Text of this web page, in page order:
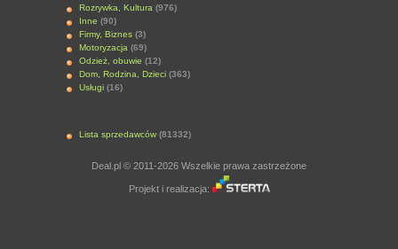
Rozrywka, Kultura (976)
Inne (90)
Firmy, Biznes (3)
Motoryzacja (69)
Odzież, obuwie (12)
Dom, Rodzina, Dzieci (363)
Usługi (16)
Lista sprzedawców (81332)
Deal.pl © 2011-2026 Wszelkie prawa zastrzeżone
Projekt i realizacja: